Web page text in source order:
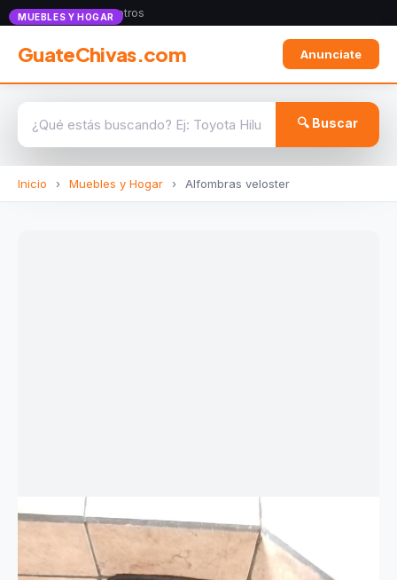
Anunciate con nosotros
GuateChivas.com Anunciate
🔍 Buscar
Inicio › Muebles y Hogar › Alfombras veloster
MUEBLES Y HOGAR